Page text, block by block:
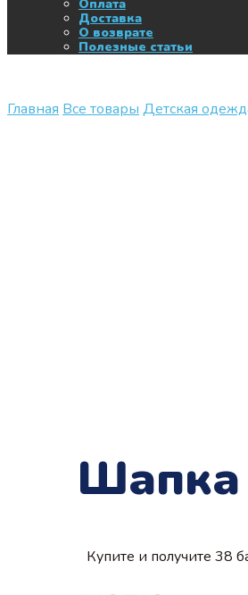
Оплата
Доставка
О возврате
Полезные статьи
Главная Все товары Детская
Шапка
Купите и получите 38